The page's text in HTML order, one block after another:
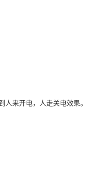
来开电，人走关电效果。